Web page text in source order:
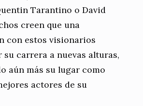
Tarantino o David
creen que una
con estos visionarios
su carrera a nuevas alturas,
aún más su lugar como
actores de su